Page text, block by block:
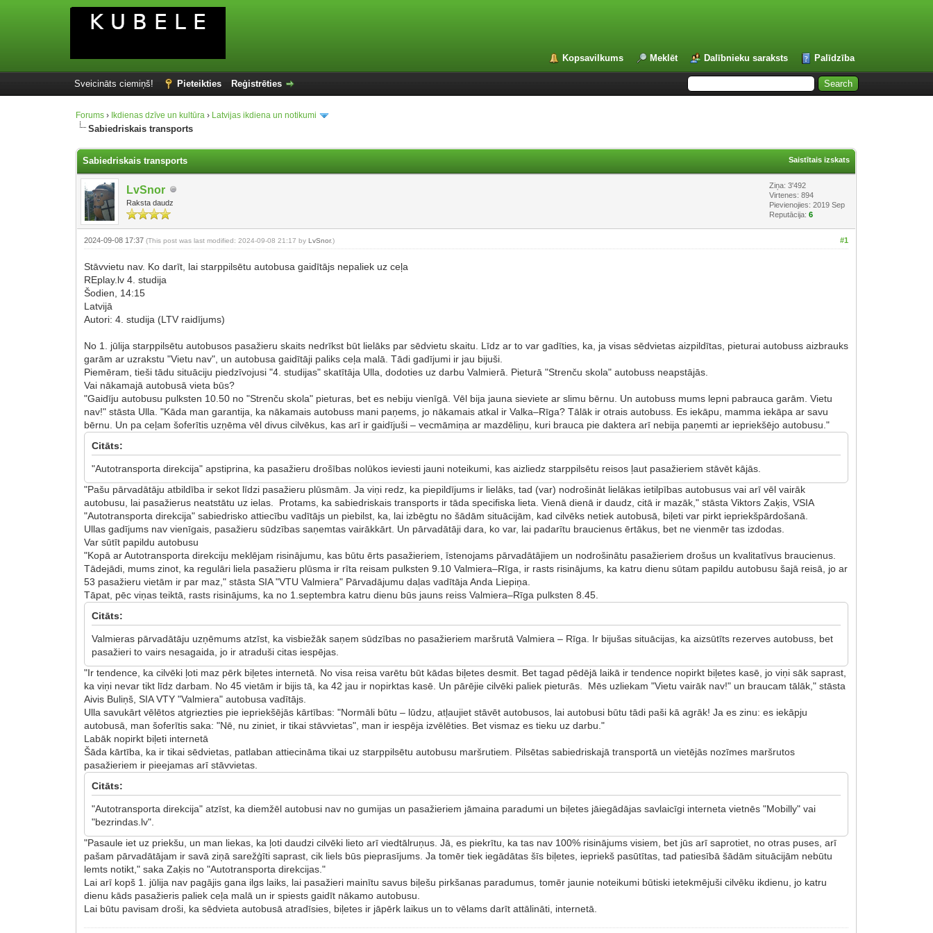
Kopsavilkums Meklēt Dalībnieku saraksts Palīdzība
Sveicināts ciemiņš! Pieteikties Reģistrēties
Forums › Ikdienas dzīve un kultūra › Latvijas ikdiena un notikumi
Sabiedriskais transports
Saistītais izskats
Sabiedriskais transports
LvSnor
Raksta daudz
Ziņa: 3'492
Virtenes: 894
Pievienojies: 2019 Sep
Reputācija:6
#1
2024-09-08 17:37(This post was last modified: 2024-09-08 21:17 byLvSnor.)
Stāvvietu nav. Ko darīt, lai starppilsētu autobusa gaidītājs nepaliek uz ceļa
REplay.lv 4. studija
Šodien, 14:15
Latvijā
Autori: 4. studija (LTV raidījums)
No 1. jūlija starppilsētu autobusos pasažieru skaits nedrīkst būt lielāks par sēdvietu skaitu. Līdz ar to var gadīties, ka, ja visas sēdvietas aizpildītas, pieturai autobuss aizbrauks
garām ar uzrakstu "Vietu nav", un autobusa gaidītāji paliks ceļa malā. Tādi gadījumi ir jau bijuši.
Piemēram, tieši tādu situāciju piedzīvojusi "4. studijas" skatītāja Ulla, dodoties uz darbu Valmierā. Pieturā "Strenču skola" autobuss neapstājās.
Vai nākamajā autobusā vieta būs?
"Gaidīju autobusu pulksten 10.50 no "Strenču skola" pieturas, bet es nebiju vienīgā. Vēl bija jauna sieviete ar slimu bērnu. Un autobuss mums lepni pabrauca garām. Vietu
nav!" stāsta Ulla. "Kāda man garantija, ka nākamais autobuss mani paņems, jo nākamais atkal ir Valka–Rīga? Tālāk ir otrais autobuss. Es iekāpu, mamma iekāpa ar savu
bērnu. Un pa ceļam šoferītis uzņēma vēl divus cilvēkus, kas arī ir gaidījuši – vecmāmiņa ar mazdēliņu, kuri brauca pie daktera arī nebija paņemti ar iepriekšējo autobusu."
Citāts:
"Autotransporta direkcija" apstiprina, ka pasažieru drošības nolūkos ieviesti jauni noteikumi, kas aizliedz starppilsētu reisos ļaut pasažieriem stāvēt kājās.
"Pašu pārvadātāju atbildība ir sekot līdzi pasažieru plūsmām. Ja viņi redz, ka piepildījums ir lielāks, tad (var) nodrošināt lielākas ietilpības autobusus vai arī vēl vairāk
autobusu, lai pasažierus neatstātu uz ielas. Protams, ka sabiedriskais transports ir tāda specifiska lieta. Vienā dienā ir daudz, citā ir mazāk," stāsta Viktors Zaķis, VSIA
"Autotransporta direkcija" sabiedrisko attiecību vadītājs un piebilst, ka, lai izbēgtu no šādām situācijām, kad cilvēks netiek autobusā, biļeti var pirkt iepriekšpārdošanā.
Ullas gadījums nav vienīgais, pasažieru sūdzības saņemtas vairākkārt. Un pārvadātāji dara, ko var, lai padarītu braucienus ērtākus, bet ne vienmēr tas izdodas.
Var sūtīt papildu autobusu
"Kopā ar Autotransporta direkciju meklējam risinājumu, kas būtu ērts pasažieriem, īstenojams pārvadātājiem un nodrošinātu pasažieriem drošus un kvalitatīvus braucienus.
Tādejādi, mums zinot, ka regulāri liela pasažieru plūsma ir rīta reisam pulksten 9.10 Valmiera–Rīga, ir rasts risinājums, ka katru dienu sūtam papildu autobusu šajā reisā, jo ar
53 pasažieru vietām ir par maz," stāsta SIA "VTU Valmiera" Pārvadājumu daļas vadītāja Anda Liepiņa.
Tāpat, pēc viņas teiktā, rasts risinājums, ka no 1.septembra katru dienu būs jauns reiss Valmiera–Rīga pulksten 8.45.
Citāts:
Valmieras pārvadātāju uzņēmums atzīst, ka visbiežāk saņem sūdzības no pasažieriem maršrutā Valmiera – Rīga. Ir bijušas situācijas, ka aizsūtīts rezerves autobuss, bet
pasažieri to vairs nesagaida, jo ir atraduši citas iespējas.
"Ir tendence, ka cilvēki ļoti maz pērk biļetes internetā. No visa reisa varētu būt kādas biļetes desmit. Bet tagad pēdējā laikā ir tendence nopirkt biļetes kasē, jo viņi sāk saprast,
ka viņi nevar tikt līdz darbam. No 45 vietām ir bijis tā, ka 42 jau ir nopirktas kasē. Un pārējie cilvēki paliek pieturās. Mēs uzliekam "Vietu vairāk nav!" un braucam tālāk," stāsta
Aivis Buliņš, SIA VTY "Valmiera" autobusa vadītājs.
Ulla savukārt vēlētos atgriezties pie iepriekšējās kārtības: "Normāli būtu – lūdzu, atļaujiet stāvēt autobusos, lai autobusi būtu tādi paši kā agrāk! Ja es zinu: es iekāpju
autobusā, man šoferītis saka: "Nē, nu ziniet, ir tikai stāvvietas", man ir iespēja izvēlēties. Bet vismaz es tieku uz darbu."
Labāk nopirkt biļeti internetā
Šāda kārtība, ka ir tikai sēdvietas, patlaban attiecināma tikai uz starppilsētu autobusu maršrutiem. Pilsētas sabiedriskajā transportā un vietējās nozīmes maršrutos
pasažieriem ir pieejamas arī stāvvietas.
Citāts:
"Autotransporta direkcija" atzīst, ka diemžēl autobusi nav no gumijas un pasažieriem jāmaina paradumi un biļetes jāiegādājas savlaicīgi interneta vietnēs "Mobilly" vai
"bezrindas.lv".
"Pasaule iet uz priekšu, un man liekas, ka ļoti daudzi cilvēki lieto arī viedtālruņus. Jā, es piekrītu, ka tas nav 100% risinājums visiem, bet jūs arī saprotiet, no otras puses, arī
pašam pārvadātājam ir savā ziņā sarežģīti saprast, cik liels būs pieprasījums. Ja tomēr tiek iegādātas šīs biļetes, iepriekš pasūtītas, tad patiesībā šādām situācijām nebūtu
lemts notikt," saka Zaķis no "Autotransporta direkcijas."
Lai arī kopš 1. jūlija nav pagājis gana ilgs laiks, lai pasažieri mainītu savus biļešu pirkšanas paradumus, tomēr jaunie noteikumi būtiski ietekmējuši cilvēku ikdienu, jo katru
dienu kāds pasažieris paliek ceļa malā un ir spiests gaidīt nākamo autobusu.
Lai būtu pavisam droši, ka sēdvieta autobusā atradīsies, biļetes ir jāpērk laikus un to vēlams darīt attālināti, internetā.